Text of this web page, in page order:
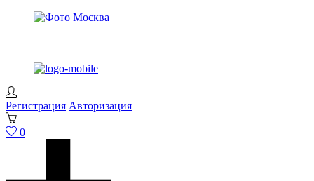
Регистрация Авторизация
0